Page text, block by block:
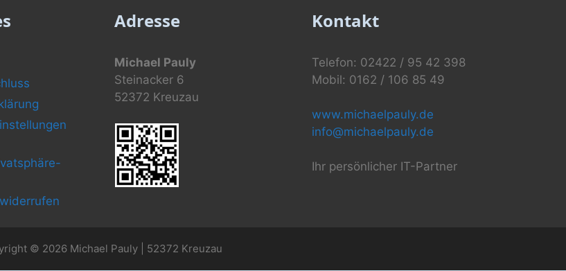
Adresse
Michael Pauly
Steinacker 6
52372 Kreuzau
Kontakt
Telefon: 02422 / 95 42 398
Mobil: 0162 / 106 85 49
www.michaelpauly.de
info@michaelpauly.de
Ihr persönlicher IT-Partner
© 2026 Michael Pauly | 52372 Kreuzau